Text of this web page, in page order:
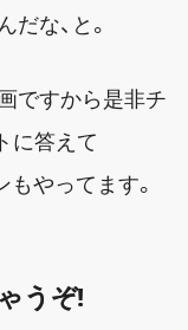
な、と。
ですから是非チ
に答えて
やってます。
うぞ!